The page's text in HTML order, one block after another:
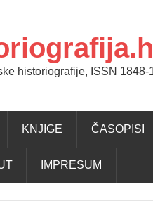
historiografije, ISSN 1848-
KNJIGE ČASOPISI
IMPRESUM